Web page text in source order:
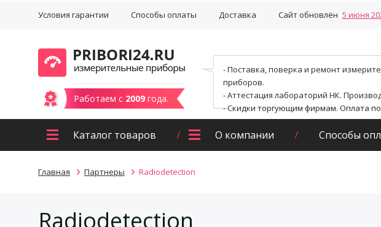
Условия гарантии Способы оплаты Доставка Сайт обновлён 5 июня
Работаем с 2009 года.
- Поставка, поверка и ремонт
приборов.
- Аттестация лабораторий НК.
- Скидки торгующим фирмам. Оплата
Каталог товаров О компании Способы
Главная Партнеры Radiodetection
Radiodetection